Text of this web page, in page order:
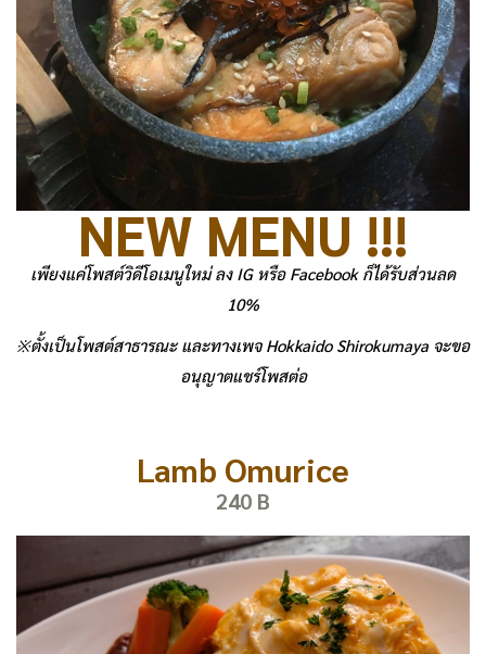
NEW MENU !!!
เพียงแค่โพสต์วิดีโอเมนูใหม่ ลง IG หรือ Facebook ก็ได้รับส่วนลด
10%
※ตั้งเป็นโพสต์สาธารณะ และทางเพจ Hokkaido Shirokumaya จะขอ
อนุญาตแชร์โพสต่อ
Lamb Omurice
240 B